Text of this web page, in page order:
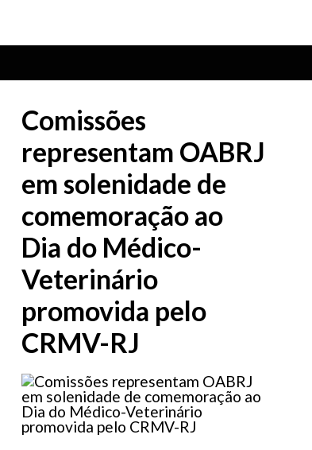
Comissões
representam OABRJ
em solenidade de
comemoração ao
Dia do Médico-
Veterinário
promovida pelo
CRMV-RJ